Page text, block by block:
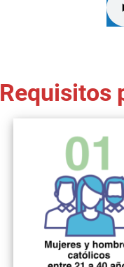
Requisitos